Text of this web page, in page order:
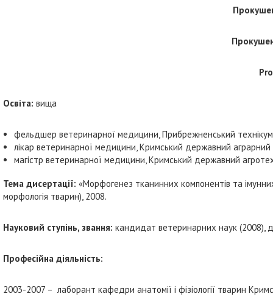
Освіта: вища
фельдшер ветеринарної медицини, Прибрежненський
лікар ветеринарної медицини, Кримський державний аграрний
магістр ветеринарної медицини, Кримський державний
Тема дисертації: «Морфогенез тканинних компонентів та
морфологія тварин), 2008.
Науковий ступінь, звання: кандидат ветеринарних наук (2008),
Професійна діяльність:
2003-2007 – лаборант кафедри анатомії і фізіології тварин